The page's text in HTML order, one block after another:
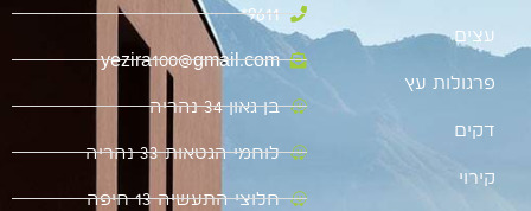
עצים
פרגולות עץ
דקים
קירוי
9611*
yezira100@gmail.com
בן גאון 34 נהריה
לוחמי הגטאות 33 נהריה
חלוצי התעשיה 13 חיפה